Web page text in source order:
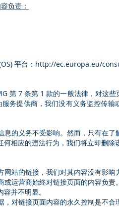
负责：
平台： http://ec.europa.eu/
第 7 条第 1 款的一般法律，对这
务提供商，我们没有义务监控传输
息的义务不受影响。然而，只有在
何相应的违法行为，我们将立即删除
网站的链接，我们对其内容没有影
或运营商始终对链接页面的内容负
并不明显。
，对链接页面内容的永久控制是不